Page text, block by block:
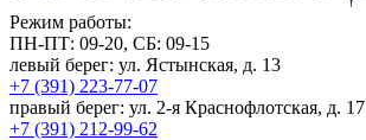
Режим работы:
ПН-ПТ: 09-20, СБ: 09-15
левый берег: ул. Ястынская, д. 13
+7 (391) 223-77-07
правый берег: ул. 2-я Краснофлотская, д. 17
+7 (391) 212-99-62